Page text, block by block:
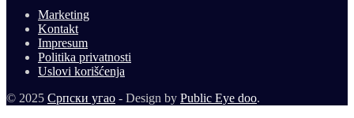
Marketing
Kontakt
Impresum
Politika privatnosti
Uslovi korišćenja
© 2025 Српски угао - Design by Public Eye doo.